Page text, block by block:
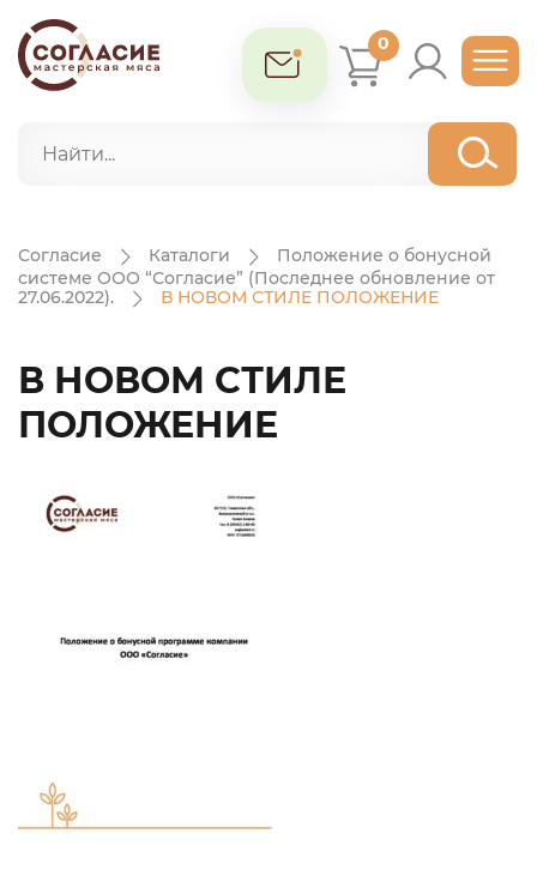
0
Согласие Каталоги
Положение о бонусной
системе ООО “Согласие” (Последнее обновление от
27.06.2022).
В НОВОМ СТИЛЕ ПОЛОЖЕНИЕ
В НОВОМ СТИЛЕ
ПОЛОЖЕНИЕ